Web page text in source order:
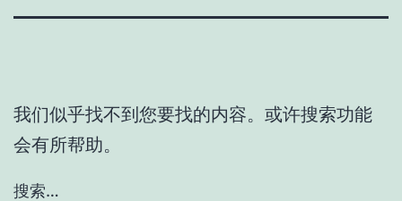
我们似乎找不到您要找的内容。或许搜索功能
会有所帮助。
搜索…